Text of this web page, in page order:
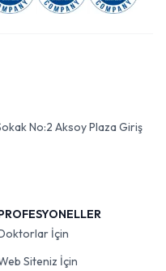
No:2 Aksoy Plaza Giriş
İçin
Siteniz İçin